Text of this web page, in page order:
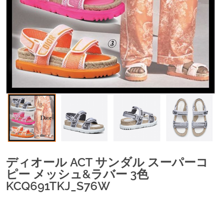
ディオール ACT サンダル スーパーコ
ピー メッシュ&ラバー 3色
KCQ691TKJ_S76W